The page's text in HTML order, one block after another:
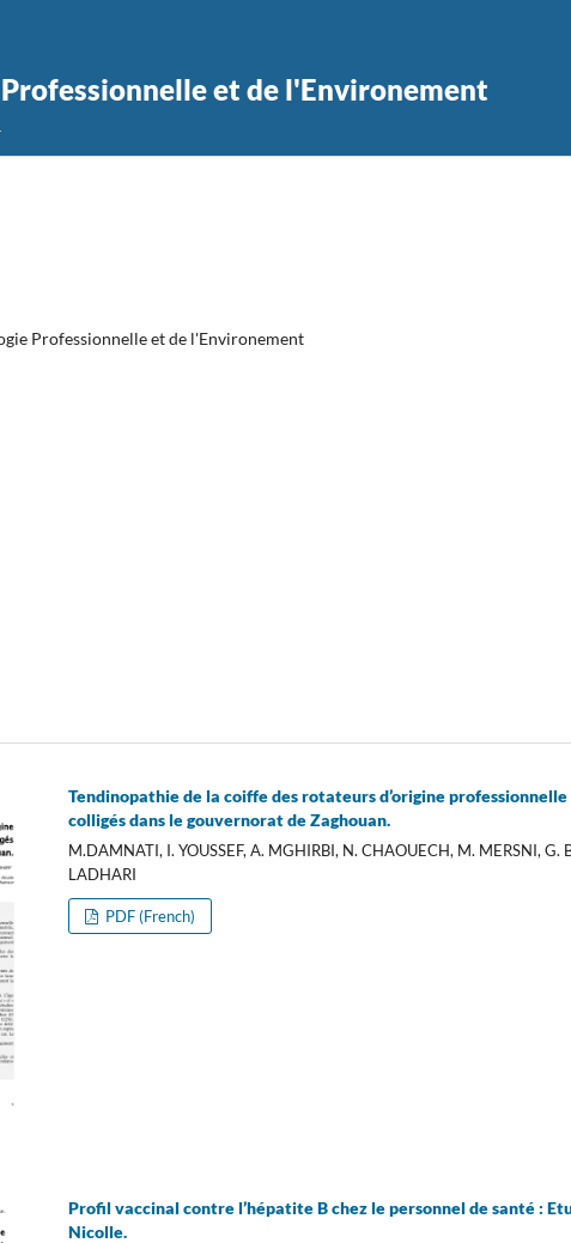
et de l'Environement
Professionnelle et de l'Environement
Tendinopathie de la coiffe des rotateurs d’origine professionnelle
colligés dans le gouvernorat de Zaghouan.
M.DAMNATI, I. YOUSSEF, A. MGHIRBI, N. CHAOUECH, M. MERSNI, G.
LADHARI
PDF (French)
Profil vaccinal contre l’hépatite B chez le personnel de santé :
Nicolle.